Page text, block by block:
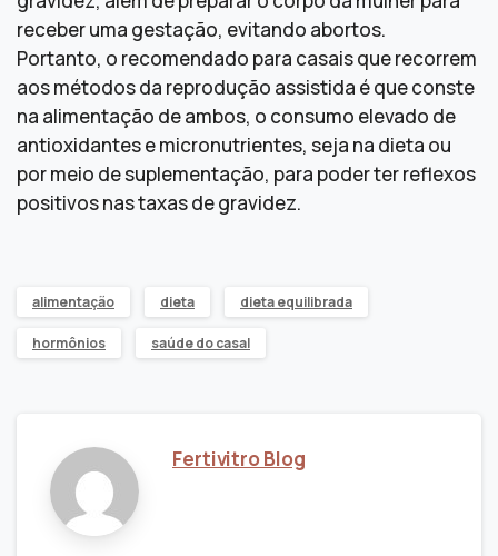
receber uma gestação, evitando abortos.
Portanto, o recomendado para casais que recorrem
aos métodos da reprodução assistida é que conste
na alimentação de ambos, o consumo elevado de
antioxidantes e micronutrientes, seja na dieta ou
por meio de suplementação, para poder ter reflexos
positivos nas taxas de gravidez.
alimentação dieta dieta equilibrada
hormônios saúde do casal
Fertivitro Blog